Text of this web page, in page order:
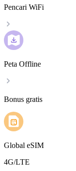
Pencari WiFi
Peta Offline
Bonus gratis
Global eSIM
4G/LTE